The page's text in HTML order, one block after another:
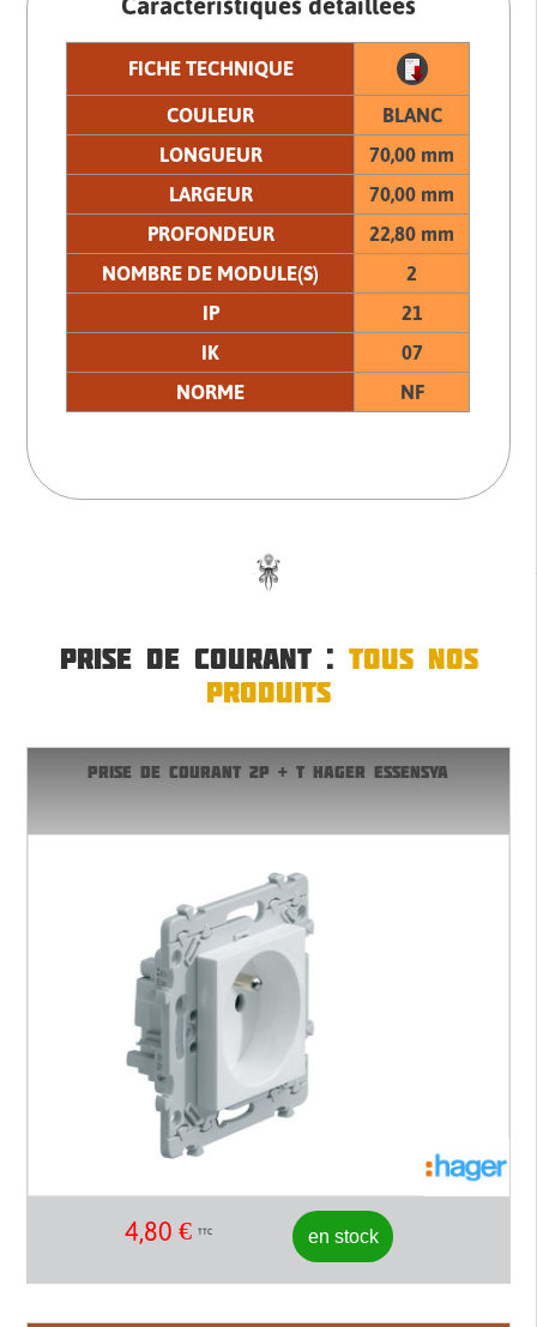
FICHE TECHNIQUE
COULEUR
BLANC
LONGUEUR
70,00 mm
LARGEUR
70,00 mm
PROFONDEUR
22,80 mm
NOMBRE DE MODULE(S)
2
IP
21
IK
07
NORME
NF
PRISE DE COURANT : TOUS NOS
PRODUITS
PRISE DE COURANT 2P + T HAGER ESSENSYA
4,80 € TTC en stock